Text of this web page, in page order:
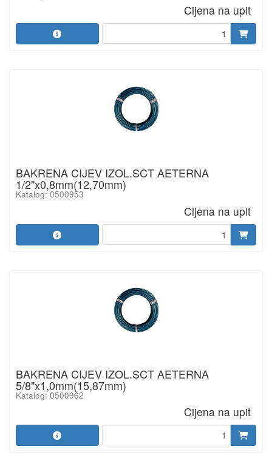
Cijena na upit
BAKRENA CIJEV IZOL.SCT AETERNA
1/2"x0,8mm(12,70mm)
Katalog: 0500953
Cijena na upit
BAKRENA CIJEV IZOL.SCT AETERNA
5/8"x1,0mm(15,87mm)
Katalog: 0500962
Cijena na upit